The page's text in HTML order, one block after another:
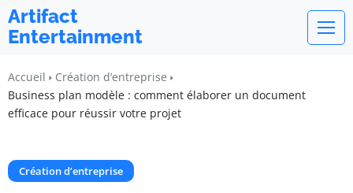
Artifact
Entertainment
Accueil
Création d’entreprise
Business plan modèle : comment élaborer un document
efficace pour réussir votre projet
Création d’entreprise